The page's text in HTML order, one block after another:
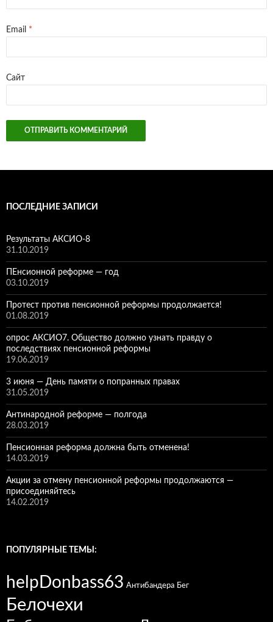
Email *
Сайт
ПОСЛЕДНИЕ ЗАПИСИ
Результаты АКСИО-8
31.10.2019
ПЕнсионной реформе — год
03.10.2019
Протест против пенсионной реформы продолжается!
01.08.2019
опрос АКСИО7. Общество должно узнать правду о
последствиях пенсионной реформы
19.06.2019
3 июня — День памяти о попранных правах
31.05.2019
Антинародной реформе — полгода
28.03.2019
Пенсионная реформа должна быть отменена!
14.03.2019
Акции за отмену пенсионной реформы продолжаются —
присоединяйтесь
14.02.2019
ПОПУЛЯРНЫЕ ТЕМЫ:
helpDonbass63 Антибандера Бег
Белочехи